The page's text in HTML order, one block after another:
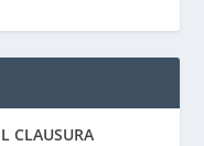
CLAUSURA